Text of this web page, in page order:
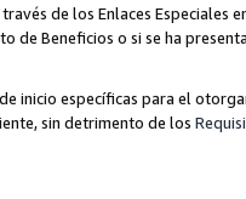
de los Enlaces Especiales
de Beneficios o si se ha
inicio específicas para el
sin detrimento de los